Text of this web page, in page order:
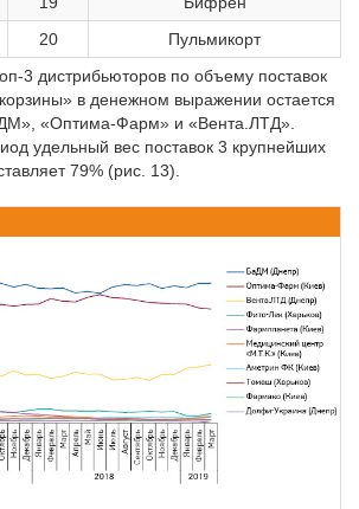
20
Пульмикорт
3 дистрибьюторов по объему поставок
в денежном выражении остается
«Оптима-Фарм» и «Вента.ЛТД».
удельный вес поставок 3 крупнейших
79% (рис. 13).